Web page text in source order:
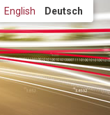
English Deutsch